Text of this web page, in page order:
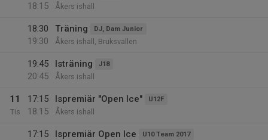
18:15
Åkers ishall
18:30
19:30
Träning DJ, Dam Junior
Åkers ishall, Bruksvallen
19:45
20:45
Isträning J18
Åkers ishall
11
Tis
17:15
18:15
Ispremiär "Open Ice" U12F
Åkers ishall
17:15
Ispremiär Open Ice U10 Team 2017